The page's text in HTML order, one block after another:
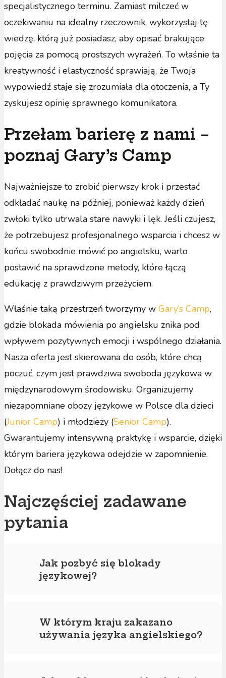
specjalistycznego terminu. Zamiast milczeć w
oczekiwaniu na idealny rzeczownik, wykorzystaj tę
wiedzę, którą już posiadasz, aby opisać brakujące
pojęcia za pomocą prostszych wyrażeń. To właśnie ta
kreatywność i elastyczność sprawiają, że Twoja
wypowiedź staje się zrozumiała dla otoczenia, a Ty
zyskujesz opinię sprawnego komunikatora.
Przełam barierę z nami –
poznaj Gary’s Camp
Najważniejsze to zrobić pierwszy krok i przestać
odkładać naukę na później, ponieważ każdy dzień
zwłoki tylko utrwala stare nawyki i lęk. Jeśli czujesz,
że potrzebujesz profesjonalnego wsparcia i chcesz w
końcu swobodnie mówić po angielsku, warto
postawić na sprawdzone metody, które łączą
edukację z prawdziwym przeżyciem.
Właśnie taką przestrzeń tworzymy w Gary’s Camp,
gdzie blokada mówienia po angielsku znika pod
wpływem pozytywnych emocji i wspólnego działania.
Nasza oferta jest skierowana do osób, które chcą
poczuć, czym jest prawdziwa swoboda językowa w
międzynarodowym środowisku. Organizujemy
niezapomniane obozy językowe w Polsce dla dzieci
(Junior Camp) i młodzieży (Senior Camp).
Gwarantujemy intensywną praktykę i wsparcie, dzięki
którym bariera językowa odejdzie w zapomnienie.
Dołącz do nas!
Najczęściej zadawane
pytania
Jak pozbyć się blokady
językowej?
zmiany nastawienia psychicznego oraz
regularnej praktyki. Najpierw spróbuj zrozumieć,
W którym kraju zakazano
używania języka angielskiego?